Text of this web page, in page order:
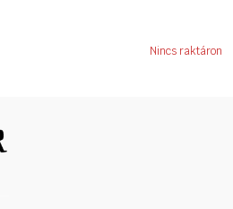
Nincs raktáron